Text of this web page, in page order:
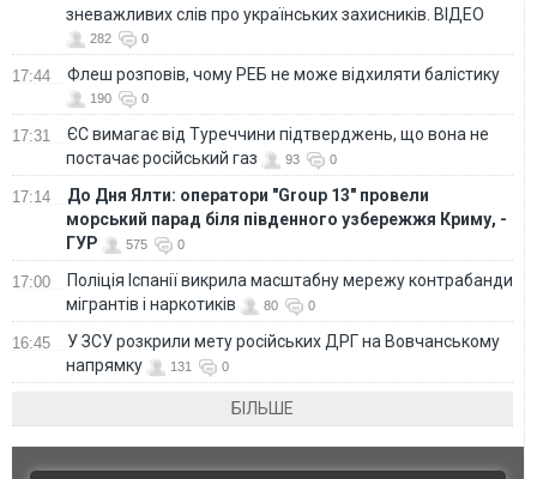
зневажливих слів про українських захисників. ВІДЕО
282 0
17:44 Флеш розповів, чому РЕБ не може відхиляти балістику
190 0
17:31
ЄС вимагає від Туреччини підтверджень, що вона не
постачає російський газ
93 0
17:14
До Дня Ялти: оператори "Group 13" провели
морський парад біля південного узбережжя Криму, -
ГУР
575 0
17:00
Поліція Іспанії викрила масштабну мережу контрабанди
мігрантів і наркотиків
80 0
16:45
У ЗСУ розкрили мету російських ДРГ на Вовчанському
напрямку
131 0
БІЛЬШЕ